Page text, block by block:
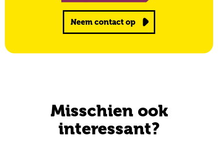
Neem contact op
Misschien ook
interessant?